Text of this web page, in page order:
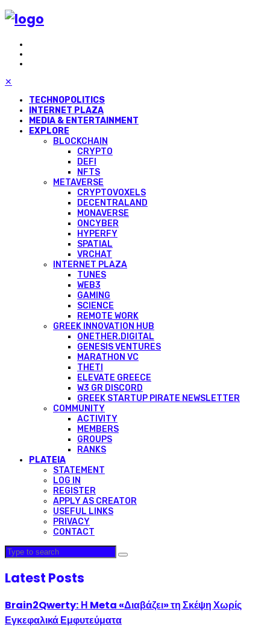
✕
TECHNOPOLITICS
INTERNET PLAZA
MEDIA & ENTERTAINMENT
EXPLORE
BLOCKCHAIN
CRYPTO
DEFI
NFTS
METAVERSE
CRYPTOVOXELS
DECENTRALAND
MONAVERSE
ONCYBER
HYPERFY
SPATIAL
VRCHAT
INTERNET PLAZA
TUNES
WEB3
GAMING
SCIENCE
REMOTE WORK
GREEK INNOVATION HUB
ONETHER.DIGITAL
GENESIS VENTURES
MARATHON VC
THETI
ELEVATE GREECE
W3 GR DISCORD
GREEK STARTUP PIRATE NEWSLETTER
COMMUNITY
ACTIVITY
MEMBERS
GROUPS
RANKS
PLATEIA
STATEMENT
LOG IN
REGISTER
APPLY AS CREATOR
USEFUL LINKS
PRIVACY
CONTACT
Latest Posts
Brain2Qwerty: Η Meta «Διαβάζει» τη Σκέψη Χωρίς
Εγκεφαλικά Εμφυτεύματα